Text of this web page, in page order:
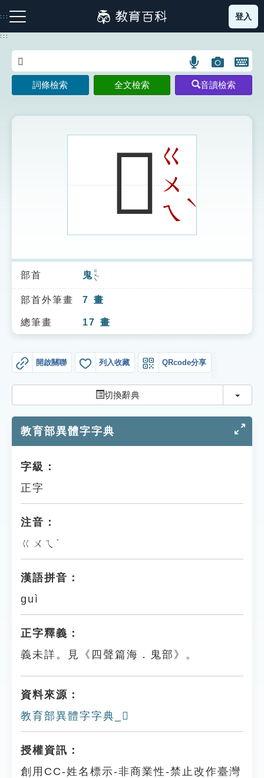
到
主
:::
注音索引圖示 筆畫索引圖示 部首索引表圖示
索引選單
知識索引
單字索引
遊戲專區
教學應用
貓頭鷹博士
登入
:::
語
言
搜
示
圖
片
搜
開
鍵
圖
詞條檢索 全文檢索 音讀檢索
𩳝ㄍ
ㄨ
ㄟ
ˋ
部首 鬼ㄍㄨㄟˇ
部首外筆畫 7 畫
總筆畫 17 畫
開啟關聯 列入收藏 QRcode分享
切換辭典 切換
教育部異體字字典
字級：
正字
注音：
ㄍㄨㄟˋ
漢語拼音：
guì
正字釋義：
義未詳。見《四聲篇海．鬼部》。
資料來源：
教育部異體字字典_𩳝
授權資訊：
創用CC-姓名標示-非商業性-禁止改作臺灣